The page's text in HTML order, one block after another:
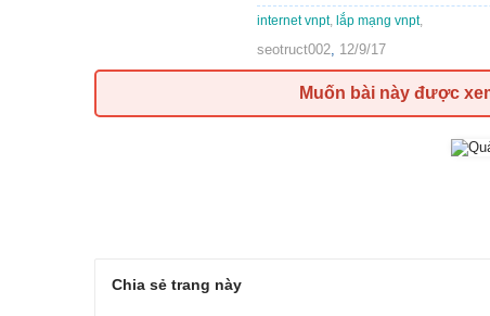
internet vnpt, lắp mạng vnpt,
seotruct002, 12/9/17
Muốn bài này được
Chia sẻ trang này